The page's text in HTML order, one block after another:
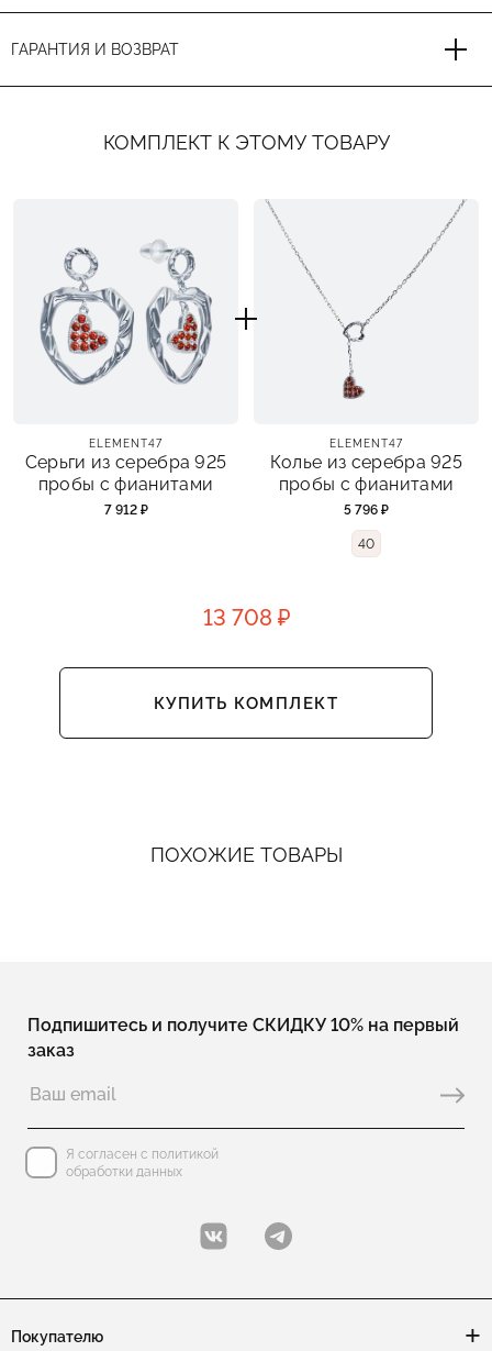
ГАРАНТИЯ И ВОЗВРАТ
КОМПЛЕКТ К ЭТОМУ ТОВАРУ
ELEMENT47
Серьги из серебра 925
пробы с фианитами
7 912 ₽
ELEMENT47
Колье из серебра 925
пробы с фианитами
5 796 ₽
40
13 708 ₽
КУПИТЬ КОМПЛЕКТ
ПОХОЖИЕ ТОВАРЫ
Подпишитесь и получите СКИДКУ 10% на первый
заказ
Я согласен с политикой
обработки данных
Покупателю